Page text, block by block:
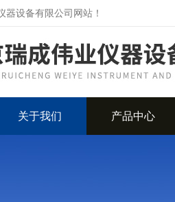
器设备有限公司网站！
关于我们 产品中心